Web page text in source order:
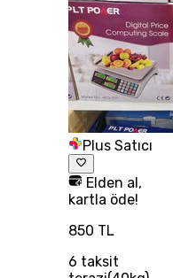
Plus Satıcı
Elden al,
kartla öde!
850 TL
6 taksit